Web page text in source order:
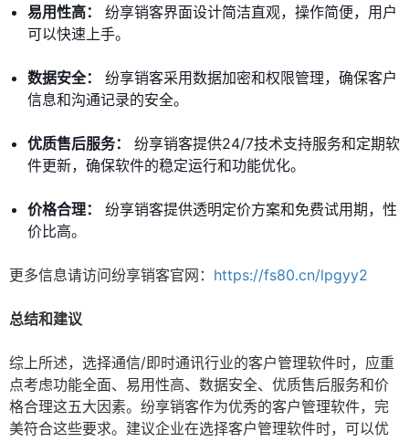
易用性高：
纷享销客界面设计简洁直观，操作简便，用户
可以快速上手。
数据安全：
纷享销客采用数据加密和权限管理，确保客户
信息和沟通记录的安全。
优质售后服务：
纷享销客提供24/7技术支持服务和定期软
件更新，确保软件的稳定运行和功能优化。
价格合理：
纷享销客提供透明定价方案和免费试用期，性
价比高。
更多信息请访问纷享销客官网： https://fs80.cn/lpgyy2
总结和建议
综上所述，选择通信/即时通讯行业的客户管理软件时，应重
点考虑功能全面、易用性高、数据安全、优质售后服务和价
格合理这五大因素。纷享销客作为优秀的客户管理软件，完
美符合这些要求。建议企业在选择客户管理软件时，可以优